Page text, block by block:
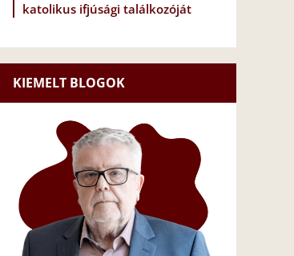
katolikus ifjúsági találkozóját
KIEMELT BLOGOK